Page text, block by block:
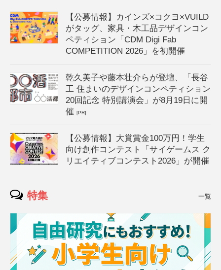
【公募情報】カインズ×コクヨ×VUILD
がタッグ、家具・木工品デザインコン
ペティション「CDM Digi Fab
COMPETITION 2026」を初開催
乾久美子や藤本壮介らが登壇、「長谷
工 住まいのデザインコンペティション
20回記念 特別講演会」が8月19日に開
催[PR]
【公募情報】大賞賞金100万円！学生
向け創作コンテスト「サイゲームス ク
リエイティブコンテスト2026」が開催
特集 一覧